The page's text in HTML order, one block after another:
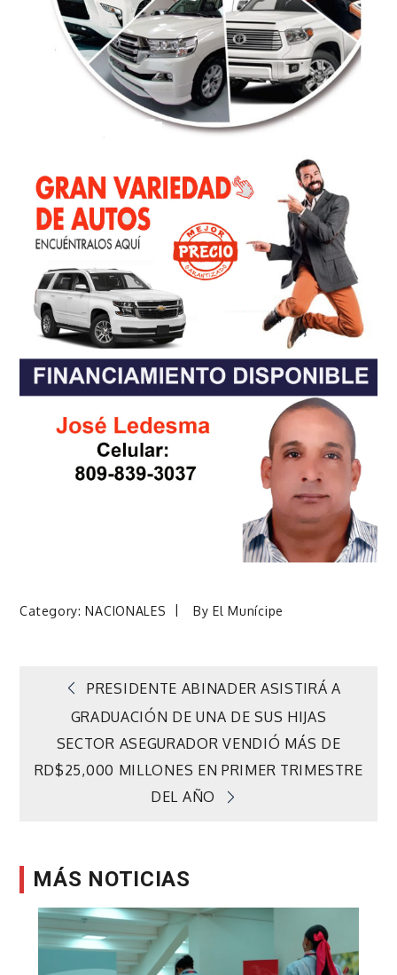
Category:NACIONALES ByEl Munícipe
Navegación
de
entradas
PRESIDENTE ABINADER ASISTIRÁ A
GRADUACIÓN DE UNA DE SUS HIJAS
SECTOR ASEGURADOR VENDIÓ MÁS DE
RD$25,000 MILLONES EN PRIMER TRIMESTRE
DEL AÑO
MÁS NOTICIAS